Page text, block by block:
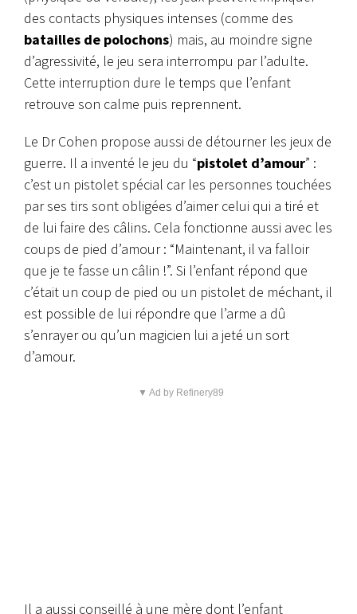
des contacts physiques intenses (comme des
batailles de polochons) mais, au moindre signe
d’agressivité, le jeu sera interrompu par l’adulte.
Cette interruption dure le temps que l’enfant
retrouve son calme puis reprennent.
Le Dr Cohen propose aussi de détourner les jeux de
guerre. Il a inventé le jeu du “pistolet d’amour” :
c’est un pistolet spécial car les personnes touchées
par ses tirs sont obligées d’aimer celui qui a tiré et
de lui faire des câlins. Cela fonctionne aussi avec les
coups de pied d’amour : “Maintenant, il va falloir
que je te fasse un câlin !”. Si l’enfant répond que
c’était un coup de pied ou un pistolet de méchant, il
est possible de lui répondre que l’arme a dû
s’enrayer ou qu’un magicien lui a jeté un sort
d’amour.
▼ Ad by Refinery89
Il a aussi conseillé à une mère dont l’enfant